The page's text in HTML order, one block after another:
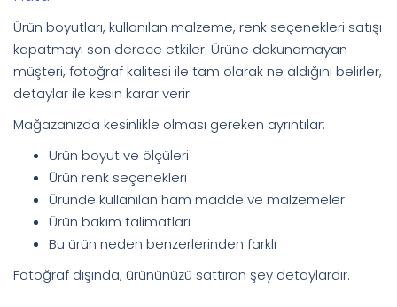
Ürün boyutları, kullanılan malzeme, renk seçenekleri satışı
kapatmayı son derece etkiler. Ürüne dokunamayan
müşteri, fotoğraf kalitesi ile tam olarak ne aldığını belirler,
detaylar ile kesin karar verir.
Mağazanızda kesinlikle olması gereken ayrıntılar:
Ürün boyut ve ölçüleri
Ürün renk seçenekleri
Üründe kullanılan ham madde ve malzemeler
Ürün bakım talimatları
Bu ürün neden benzerlerinden farklı
Fotoğraf dışında, ürününüzü sattıran şey detaylardır.